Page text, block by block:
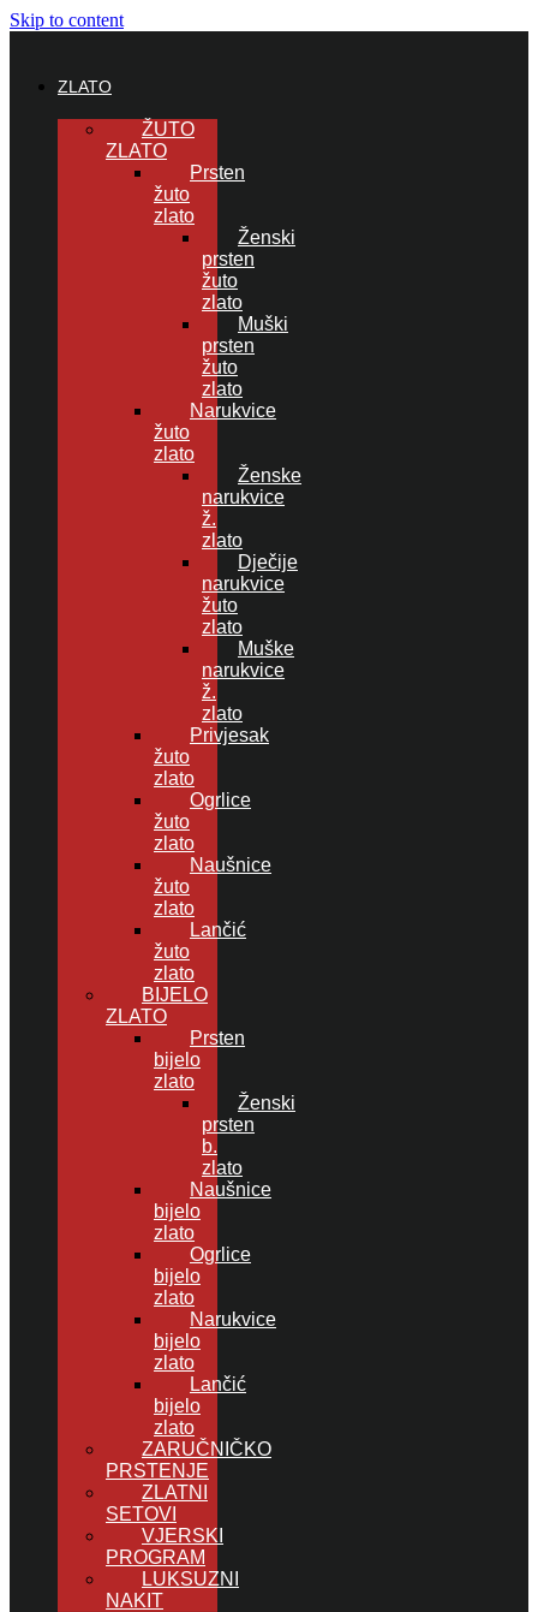
Skip to content
ZLATO
ŽUTO
ZLATO
Prsten
žuto
zlato
Ženski
prsten
žuto
zlato
Muški
prsten
žuto
zlato
Narukvice
žuto
zlato
Ženske
narukvice
ž.
zlato
Dječije
narukvice
žuto
zlato
Muške
narukvice
ž.
zlato
Privjesak
žuto
zlato
Ogrlice
žuto
zlato
Naušnice
žuto
zlato
Lančić
žuto
zlato
BIJELO
ZLATO
Prsten
bijelo
zlato
Ženski
prsten
b.
zlato
Naušnice
bijelo
zlato
Ogrlice
bijelo
zlato
Narukvice
bijelo
zlato
Lančić
bijelo
zlato
ZARUČNIČKO
PRSTENJE
ZLATNI
SETOVI
VJERSKI
PROGRAM
LUKSUZNI
NAKIT